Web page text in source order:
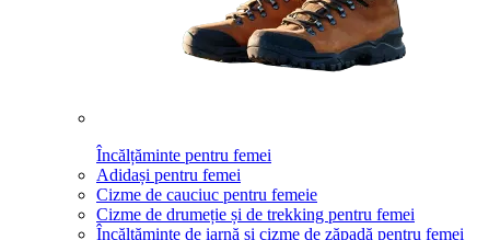
Încălțăminte pentru femei
Adidași pentru femei
Cizme de cauciuc pentru femeie
Cizme de drumeție și de trekking pentru femei
Încălțăminte de iarnă și cizme de zăpadă pentru femei